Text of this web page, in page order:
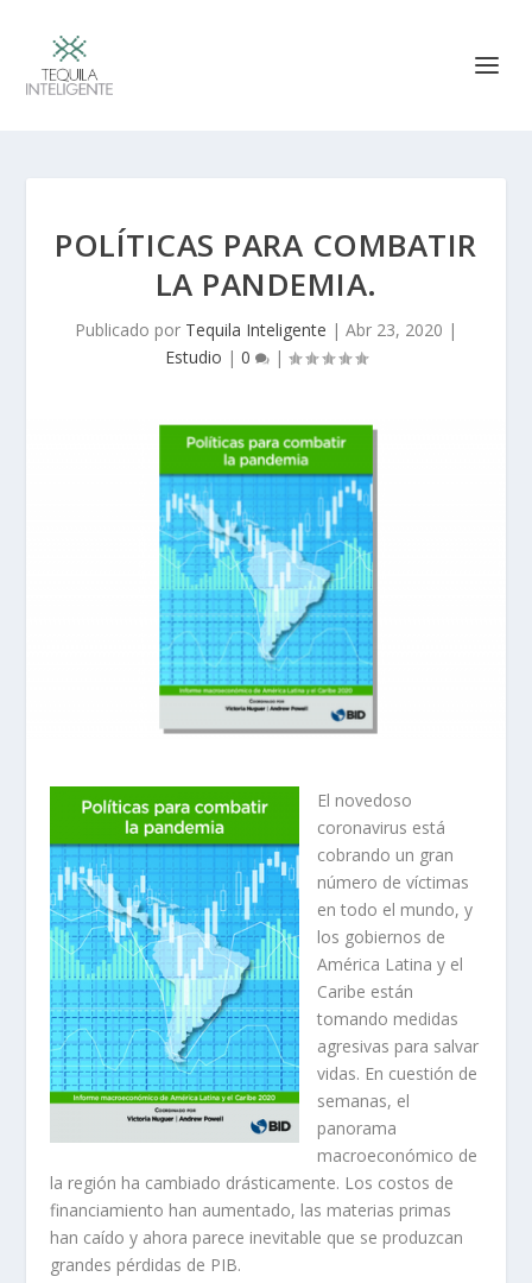
POLÍTICAS PARA COMBATIR
LA PANDEMIA.
Publicado por Tequila Inteligente | Abr 23, 2020 |
Estudio | 0 |
El novedoso
coronavirus está
cobrando un gran
número de víctimas
en todo el mundo, y
los gobiernos de
América Latina y el
Caribe están
tomando medidas
agresivas para salvar
vidas. En cuestión de
semanas, el
panorama
macroeconómico de
la región ha cambiado drásticamente. Los costos de
financiamiento han aumentado, las materias primas
han caído y ahora parece inevitable que se produzcan
grandes pérdidas de PIB.